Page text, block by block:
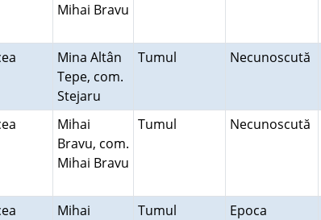
Mihai Bravu
Mina Altân
Tepe, com.
Stejaru
Tumul Necunoscută
Mihai
Bravu, com.
Mihai Bravu
Tumul Necunoscută
Mihai
Tumul
Epoca